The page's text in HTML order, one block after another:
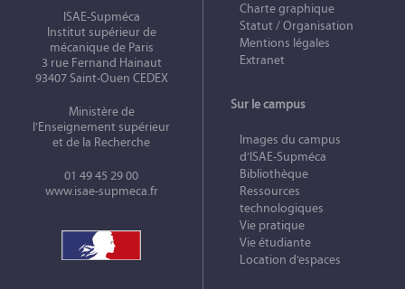
ISAE-Supméca
Institut supérieur de
mécanique de Paris
3 rue Fernand Hainaut
93407 Saint-Ouen CEDEX
Ministère de
l’Enseignement supérieur
et de la Recherche
01 49 45 29 00
www.isae-supmeca.fr
Charte graphique
Statut / Organisation
Mentions légales
Extranet
Sur le campus
Images du campus
d’ISAE-Supméca
Bibliothèque
Ressources
technologiques
Vie pratique
Vie étudiante
Location d’espaces